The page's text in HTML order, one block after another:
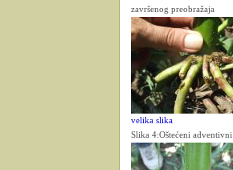
završenog preobražaja
velika slika
Slika 4:Oštećeni